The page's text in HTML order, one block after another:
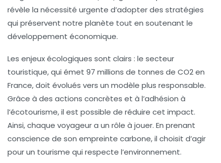
révèle la nécessité urgente d’adopter des stratégies
qui préservent notre planète tout en soutenant le
développement économique.
Les enjeux écologiques sont clairs : le secteur
touristique, qui émet 97 millions de tonnes de CO2en
France, doit évolués vers un modèle plus responsable.
Grâce à des actions concrètes et à l’adhésion à
l’écotourisme, il est possible de réduire cet impact.
Ainsi, chaque voyageur a un rôle à jouer. En prenant
conscience de son empreinte carbone, il choisit d’agir
pour un tourisme qui respecte l’environnement.